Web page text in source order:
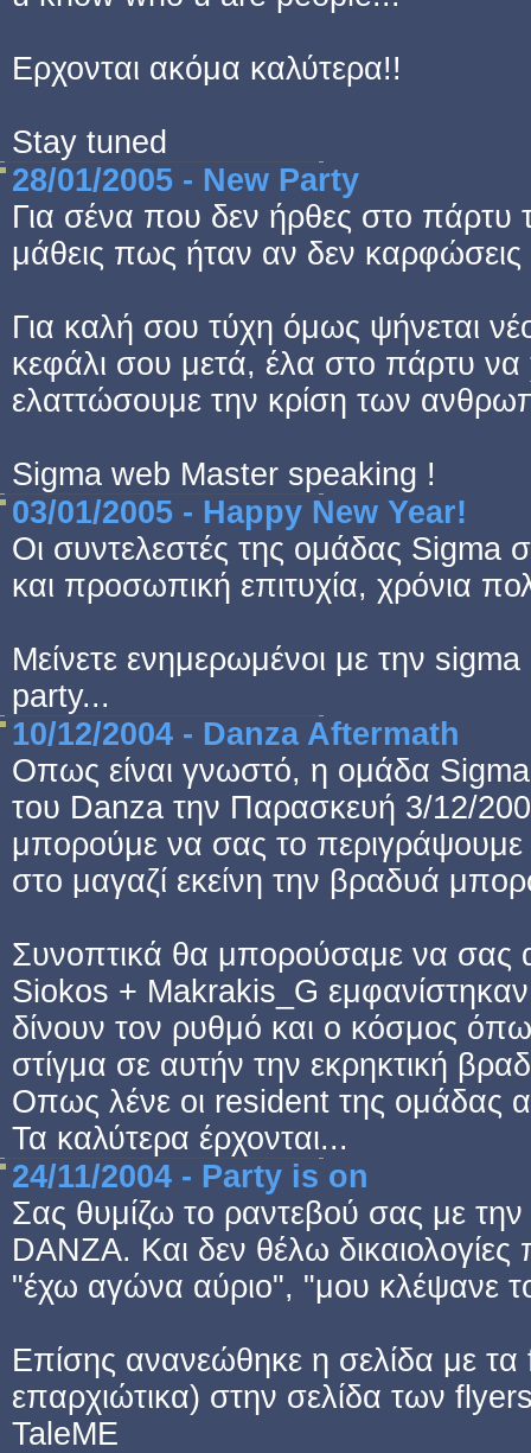
Ερχονται ακόμα καλύτερα!!
Stay tuned
28/01/2005 - New Party
Για σένα που δεν ήρθες στο πάρτυ
μάθεις πως ήταν αν δεν
Για καλή σου τύχη όμως ψήνεται
κεφάλι σου μετά, έλα στο πάρτυ να
ελαττώσουμε την κρίση των
Sigma web Master speaking !
03/01/2005 - Happy New Year!
Οι συντελεστές της ομάδας Sigma
και προσωπική επιτυχία, χρόνια
Μείνετε ενημερωμένοι με την
party...
10/12/2004 - Danza Aftermath
Οπως είναι γνωστό, η ομάδα
του Danza την Παρασκευή 3/12/
μπορούμε να σας το
στο μαγαζί εκείνη την βραδυά
Συνοπτικά θα μπορούσαμε να σας
Siokos + Makrakis_G εμφανίστηκαν
δίνουν τον ρυθμό και ο κόσμος
στίγμα σε αυτήν την εκρηκτική
Οπως λένε οι resident της ομάδας
Τα καλύτερα έρχονται...
24/11/2004 - Party is on
Σας θυμίζω το ραντεβού σας με
DANZA. Και δεν θέλω
"έχω αγώνα αύριο", "μου κλέψανε
Επίσης ανανεώθηκε η σελίδα με
επαρχιώτικα) στην σελίδα των
TaleME